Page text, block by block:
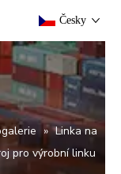
Česky
» Linka na
pro výrobní linku